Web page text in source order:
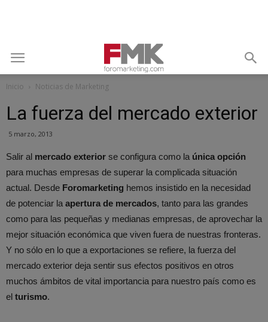
Inicio Noticias de Marketing
La fuerza del mercado exterior
5 marzo, 2013
Salir al mercado exterior se configura como la única opción
para muchas empresas de superar la complicada situación
actual. Desde Foromarketing hemos insistido en la necesidad
de potenciar la apertura de mercados, tanto para las grandes
como para las pequeñas y medianas empresas, de aprovechar la
mejor situación económica que viven fuera de nuestras fronteras.
Y no sólo en lo que a exportaciones se refiere, la fuerza del
mercado exterior deja sentir sus efectos positivos en otros
muchos ámbitos de vital importancia para nuestro país como es
el turismo.